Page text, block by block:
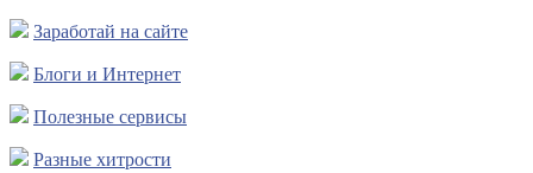
Заработай на сайте
Блоги и Интернет
Полезные сервисы
Разные хитрости